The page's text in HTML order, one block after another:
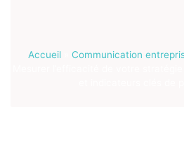
Accueil» Communication